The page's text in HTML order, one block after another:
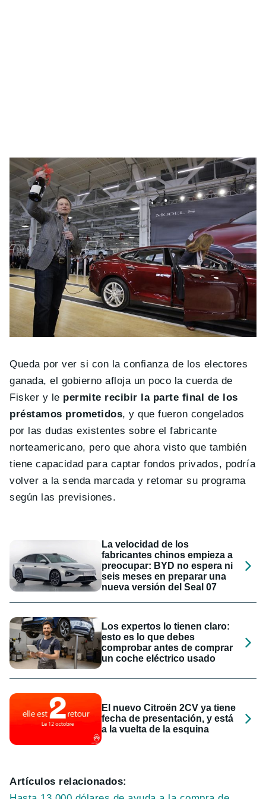
Queda por ver si con la confianza de los electores
ganada, el gobierno afloja un poco la cuerda de
Fisker y le permite recibir la parte final de los
préstamos prometidos, y que fueron congelados
por las dudas existentes sobre el fabricante
norteamericano, pero que ahora visto que también
tiene capacidad para captar fondos privados, podría
volver a la senda marcada y retomar su programa
según las previsiones.
La velocidad de los
fabricantes chinos empieza a
preocupar: BYD no espera ni
seis meses en preparar una
nueva versión del Seal 07
Los expertos lo tienen claro:
esto es lo que debes
comprobar antes de comprar
un coche eléctrico usado
El nuevo Citroën 2CV ya tiene
fecha de presentación, y está
a la vuelta de la esquina
Artículos relacionados: